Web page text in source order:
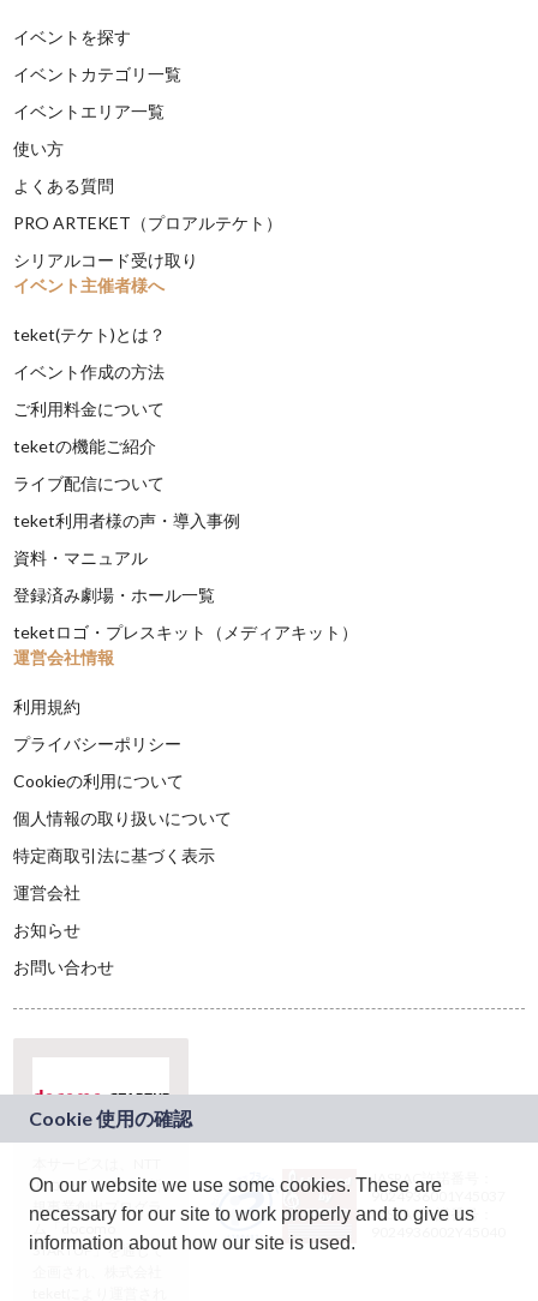
イベントを探す
イベントカテゴリ一覧
イベントエリア一覧
使い方
よくある質問
PRO ARTEKET（プロアルテケト）
シリアルコード受け取り
イベント主催者様へ
teket(テケト)とは？
イベント作成の方法
ご利用料金について
teketの機能ご紹介
ライブ配信について
teket利用者様の声・導入事例
資料・マニュアル
登録済み劇場・ホール一覧
teketロゴ・プレスキット（メディアキット）
運営会社情報
利用規約
プライバシーポリシー
Cookieの利用について
個人情報の取り扱いについて
特定商取引法に基づく表示
運営会社
お知らせ
お問い合わせ
ドコモグループの新
規事業創出プログラ
ム「docomo
STARTUP」を通じて
JASRAC許諾番号：
9024936001Y45037
JASRAC許諾番号：
On our website we use some cookies. These are
necessary for our site to work properly and to give us
information about how our site is used.